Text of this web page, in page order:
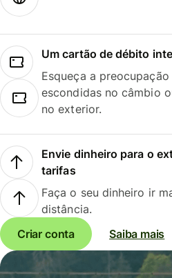
Um cartão de débito
Esqueça a
escondidas no câmbio
no exterior.
Envie dinheiro para o
tarifas
Faça o seu dinheiro ir
distância.
Criar conta
Saiba mais